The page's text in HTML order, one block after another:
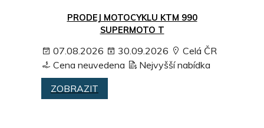
PRODEJ MOTOCYKLU KTM 990
SUPERMOTO T
07.08.2026 30.09.2026
Celá ČR
Cena neuvedena
Nejvyšší nabídka
ZOBRAZIT